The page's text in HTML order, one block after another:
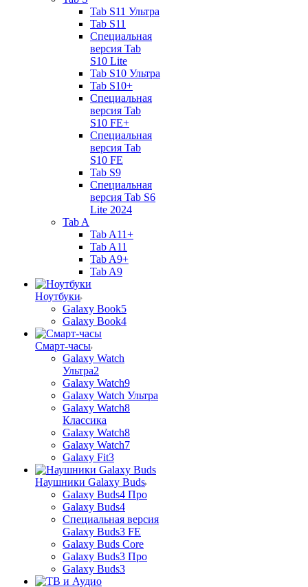
Tab S11 Ультра
Tab S11
Специальная
версия Tab
S10 Lite
Tab S10 Ультра
Tab S10+
Специальная
версия Tab
S10 FE+
Специальная
версия Tab
S10 FE
Tab S9
Специальная
версия Tab S6
Lite 2024
Tab A
Tab A11+
Tab A11
Tab A9+
Tab A9
Ноутбуки
Galaxy Book5
Galaxy Book4
Смарт-часы
Galaxy Watch
Ультра2
Galaxy Watch9
Galaxy Watch Ультра
Galaxy Watch8
Классика
Galaxy Watch8
Galaxy Watch7
Galaxy Fit3
Наушники Galaxy Buds
Galaxy Buds4 Про
Galaxy Buds4
Специальная версия
Galaxy Buds3 FE
Galaxy Buds Core
Galaxy Buds3 Про
Galaxy Buds3